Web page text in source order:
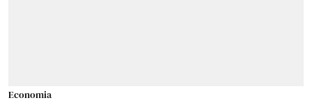
Economia